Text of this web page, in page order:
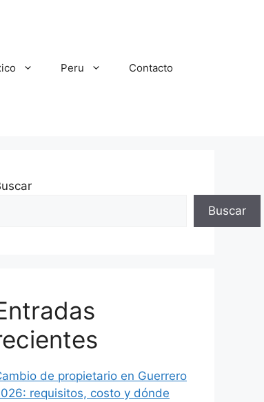
Peru Contacto
Buscar
de propietario en Guerrero
requisitos, costo y dónde